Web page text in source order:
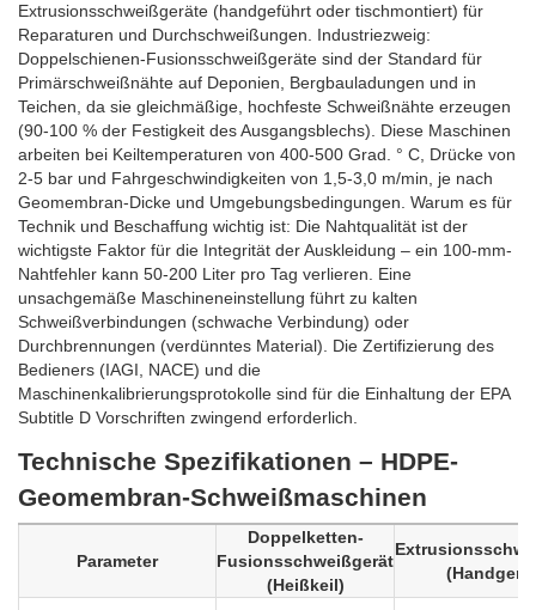
Extrusionsschweißgeräte (handgeführt oder tischmontiert) für
Reparaturen und Durchschweißungen. Industriezweig:
Doppelschienen-Fusionsschweißgeräte sind der Standard für
Primärschweißnähte auf Deponien, Bergbauladungen und in
Teichen, da sie gleichmäßige, hochfeste Schweißnähte erzeugen
(90-100 % der Festigkeit des Ausgangsblechs). Diese Maschinen
arbeiten bei Keiltemperaturen von 400-500 Grad. ° C, Drücke von
2-5 bar und Fahrgeschwindigkeiten von 1,5-3,0 m/min, je nach
Geomembran-Dicke und Umgebungsbedingungen. Warum es für
Technik und Beschaffung wichtig ist: Die Nahtqualität ist der
wichtigste Faktor für die Integrität der Auskleidung – ein 100-mm-
Nahtfehler kann 50-200 Liter pro Tag verlieren. Eine
unsachgemäße Maschineneinstellung führt zu kalten
Schweißverbindungen (schwache Verbindung) oder
Durchbrennungen (verdünntes Material). Die Zertifizierung des
Bedieners (IAGI, NACE) und die
Maschinenkalibrierungsprotokolle sind für die Einhaltung der EPA
Subtitle D Vorschriften zwingend erforderlich.
Technische Spezifikationen – HDPE-
Geomembran-Schweißmaschinen
Parameter
Doppelketten-
Fusionsschweißgerät
(Heißkeil)